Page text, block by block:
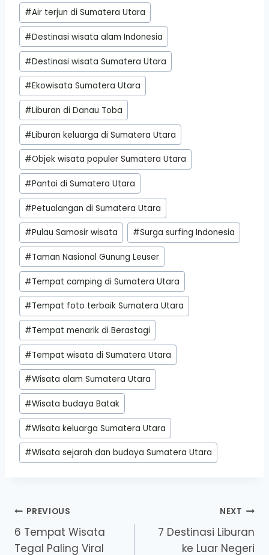
Post
Tags:
#Air terjun di Sumatera Utara
#Destinasi wisata alam Indonesia
#Destinasi wisata Sumatera Utara
#Ekowisata Sumatera Utara
#Liburan di Danau Toba
#Liburan keluarga di Sumatera Utara
#Objek wisata populer Sumatera Utara
#Pantai di Sumatera Utara
#Petualangan di Sumatera Utara
#Pulau Samosir wisata #Surga surfing Indonesia
#Taman Nasional Gunung Leuser
#Tempat camping di Sumatera Utara
#Tempat foto terbaik Sumatera Utara
#Tempat menarik di Berastagi
#Tempat wisata di Sumatera Utara
#Wisata alam Sumatera Utara
#Wisata budaya Batak
#Wisata keluarga Sumatera Utara
#Wisata sejarah dan budaya Sumatera Utara
Post
navigation
PREVIOUS
6 Tempat Wisata
Tegal Paling Viral
NEXT
7 Destinasi Liburan
ke Luar Negeri